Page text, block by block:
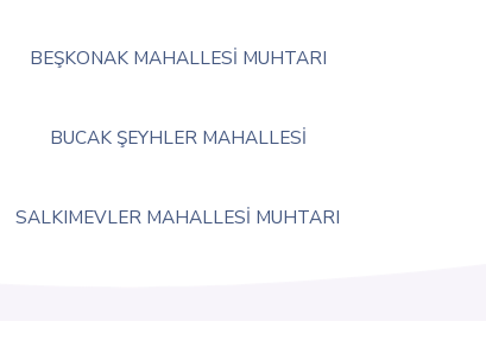
BEŞKONAK MAHALLESİ MUHTARI
BUCAK ŞEYHLER MAHALLESİ
SALKIMEVLER MAHALLESİ MUHTARI